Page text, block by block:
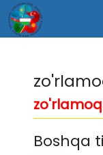
zo'rlamoq
Boshqa